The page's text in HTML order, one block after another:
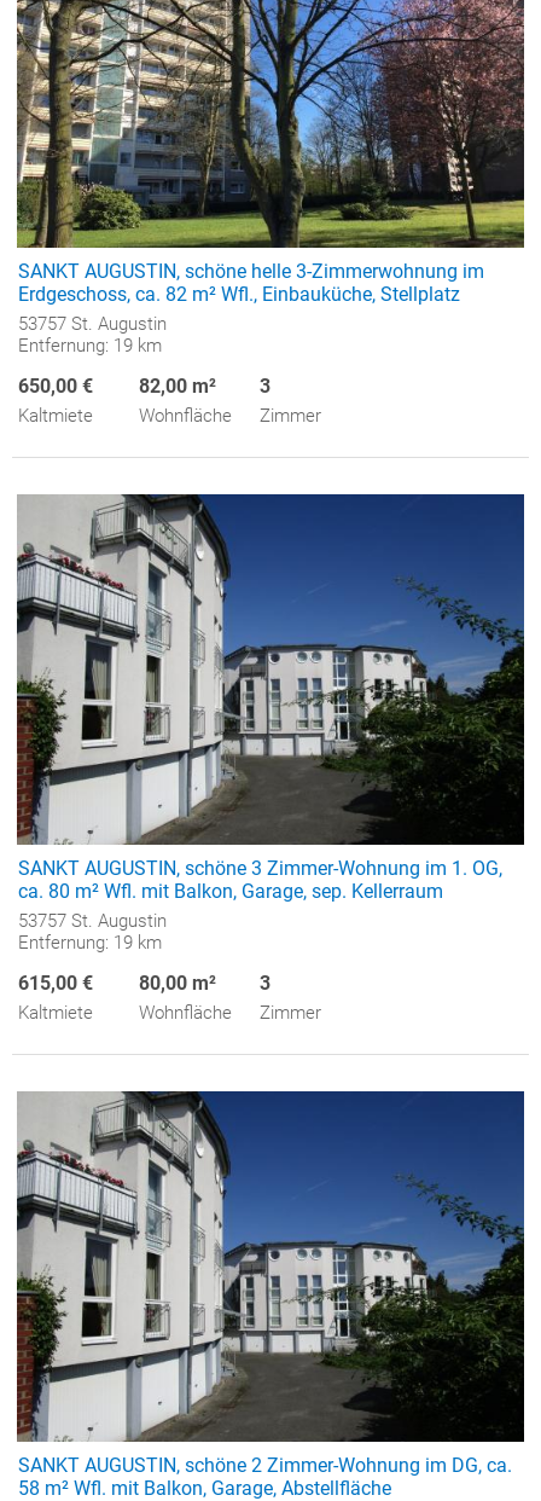
SANKT AUGUSTIN, schöne helle 3-Zimmerwohnung im
Erdgeschoss, ca. 82 m² Wfl., Einbauküche, Stellplatz
53757 St. Augustin
Entfernung: 19 km
650,00 €
Kaltmiete
82,00 m²
Wohnfläche
3
Zimmer
SANKT AUGUSTIN, schöne 3 Zimmer-Wohnung im 1. OG,
ca. 80 m² Wfl. mit Balkon, Garage, sep. Kellerraum
53757 St. Augustin
Entfernung: 19 km
615,00 €
Kaltmiete
80,00 m²
Wohnfläche
3
Zimmer
SANKT AUGUSTIN, schöne 2 Zimmer-Wohnung im DG, ca.
58 m² Wfl. mit Balkon, Garage, Abstellfläche